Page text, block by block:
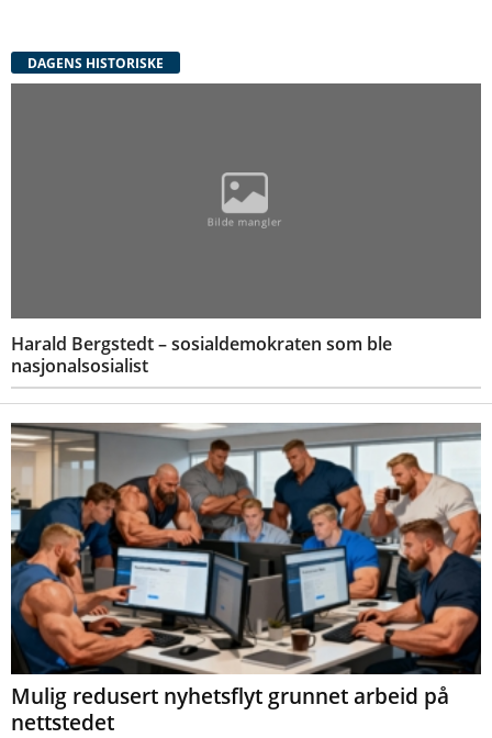
DAGENS HISTORISKE
Harald Bergstedt – sosialdemokraten som ble
nasjonalsosialist
Mulig redusert nyhetsflyt grunnet arbeid på
nettstedet